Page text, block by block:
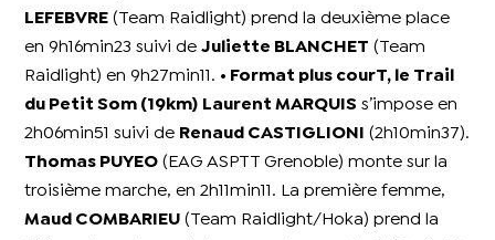
LEFEBVRE (Team Raidlight) prend la deuxième place
en 9h16min23 suivi deJuliette BLANCHET (Team
Raidlight) en 9h27min11. • Format plus courT, le Trail
du Petit Som (19km) Laurent MARQUIS s’impose en
2h06min51 suivi de Renaud CASTIGLIONI
(2h10min37).
Thomas PUYEO (EAG ASPTT Grenoble) monte sur la
troisième marche, en 2h11min11. La première femme,
Maud COMBARIEU (Team Raidlight/Hoka) prend la